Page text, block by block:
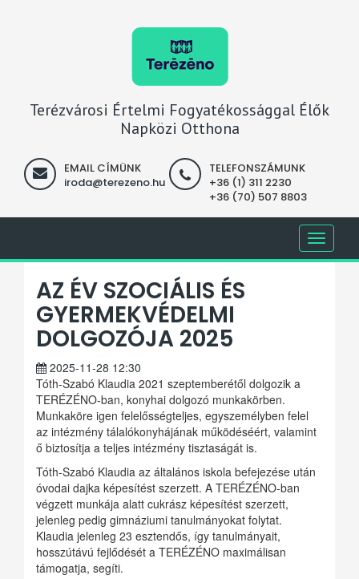
Terézvárosi Értelmi Fogyatékossággal Élők
Napközi Otthona
EMAIL CÍMÜNK
iroda@terezeno.hu
TELEFONSZÁMUNK
+36 (1) 311 2230
+36 (70) 507 8803
Toggle
AZ ÉV SZOCIÁLIS ÉS
GYERMEKVÉDELMI
DOLGOZÓJA 2025
2025-11-28 12:30
Tóth-Szabó Klaudia 2021 szeptemberétől dolgozik a
TERÉZÉNO-ban, konyhai dolgozó munkakörben.
Munkaköre igen felelősségteljes, egyszemélyben felel
az intézmény tálalókonyhájának működéséért, valamint
ő biztosítja a teljes intézmény tisztaságát is.
Tóth-Szabó Klaudia az általános iskola befejezése után
óvodai dajka képesítést szerzett. A TERÉZÉNO-ban
végzett munkája alatt cukrász képesítést szerzett,
jelenleg pedig gimnáziumi tanulmányokat folytat.
Klaudia jelenleg 23 esztendős, így tanulmányait,
hosszútávú fejlődését a TERÉZÉNO maximálisan
támogatja, segíti.